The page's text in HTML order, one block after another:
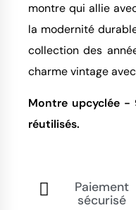
montre qui allie
la modernité
collection des
charme vintage
Montre upcyclée -
réutilisés.
Paiement
sécurisé